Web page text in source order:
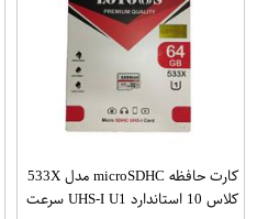
کارت حافظه microSDHC مدل 533X
کلاس 10 استاندارد UHS-I U1 سرعت